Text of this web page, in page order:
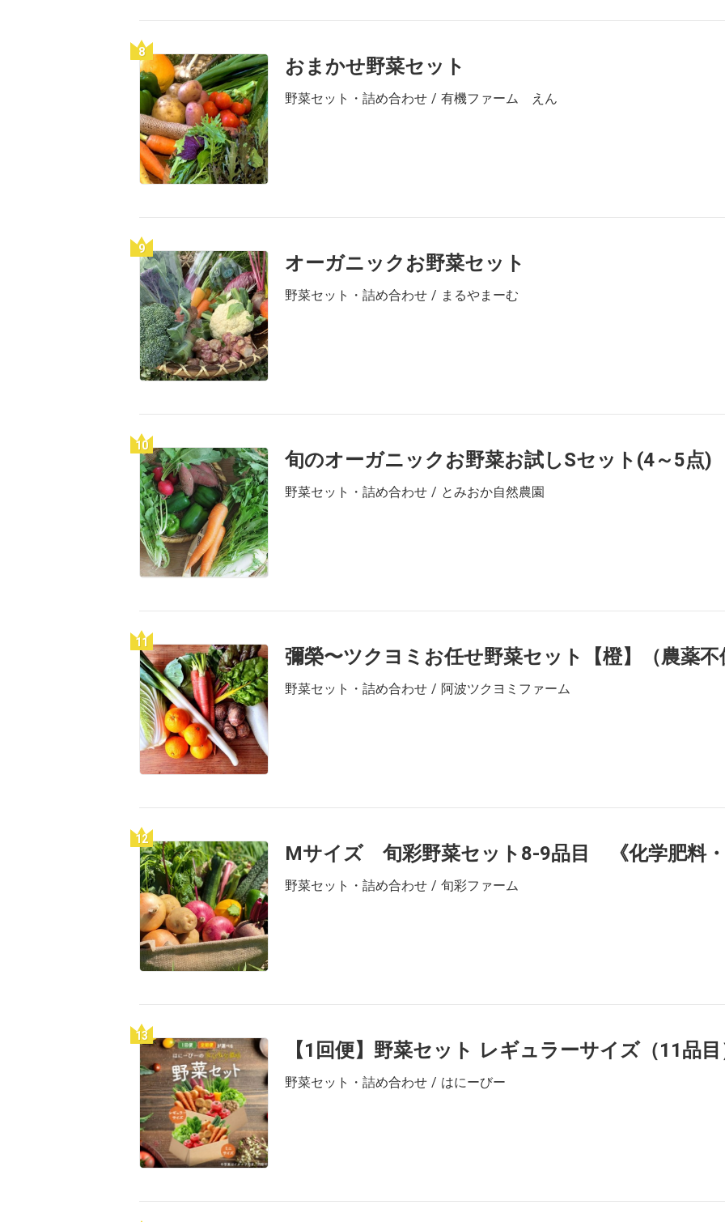
8
おまかせ野菜セット
野菜セット・詰め合わせ / 有機ファーム えん
9
オーガニックお野菜セット
野菜セット・詰め合わせ / まるやまーむ
10
旬のオーガニックお野菜お試しSセット(4～5点)
野菜セット・詰め合わせ / とみおか自然農園
11
彌榮〜ツクヨミお任せ野菜セット【橙】（農薬不
野菜セット・詰め合わせ / 阿波ツクヨミファーム
12
Mサイズ 旬彩野菜セット8-9品目 《化学肥料・
野菜セット・詰め合わせ / 旬彩ファーム
13
【1回便】野菜セット レギュラーサイズ（11品
野菜セット・詰め合わせ / はにーびー